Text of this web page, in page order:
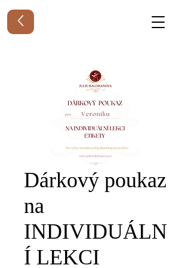
Dárkový poukaz
na
INDIVIDUÁLN
Í LEKCI